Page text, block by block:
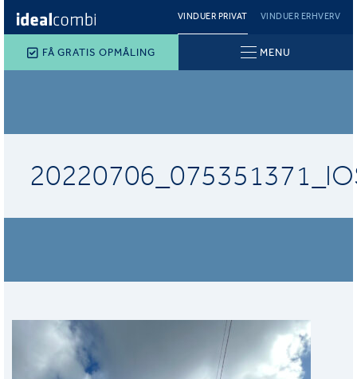
VINDUER PRIVAT VINDUER ERHVERV
FÅ GRATIS OPMÅLING MENU